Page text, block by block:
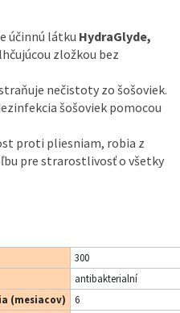
účinnú látku HydraGlyde,
zložkou bez
nečistoty zo šošoviek.
šošoviek pomocou
proti pliesniam, robia z
pre strarostlivosť o všetky
300
antibakterialní
(mesiacov)
6